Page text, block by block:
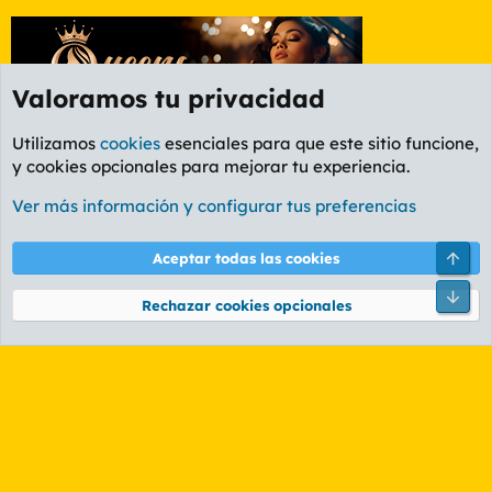
Foro General
Cookies
PL OLDSTYLE AMARILLO
Términos y reglas Política de privacidad Ayuda
Community platform by XenForo® © 2010-2026 XenForo Ltd.
Valoramos tu privacidad
Utilizamos cookies esenciales para que este sitio funcione,
y cookies opcionales para mejorar tu experiencia.
Ver más información y configurar tus preferencias
Aceptar todas las cookies
Rechazar cookies opcionales
Pie